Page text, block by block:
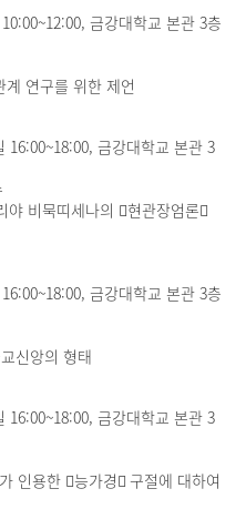
금강대학교 본관 3층
연구를 위한 제언
16:00~18:00, 금강대학교 본관 3
비묵띠세나의 󰡔현관장엄론󰡕
금강대학교 본관 3층
신앙의 형태
16:00~18:00, 금강대학교 본관 3
인용한 󰡔능가경󰡕 구절에 대하여